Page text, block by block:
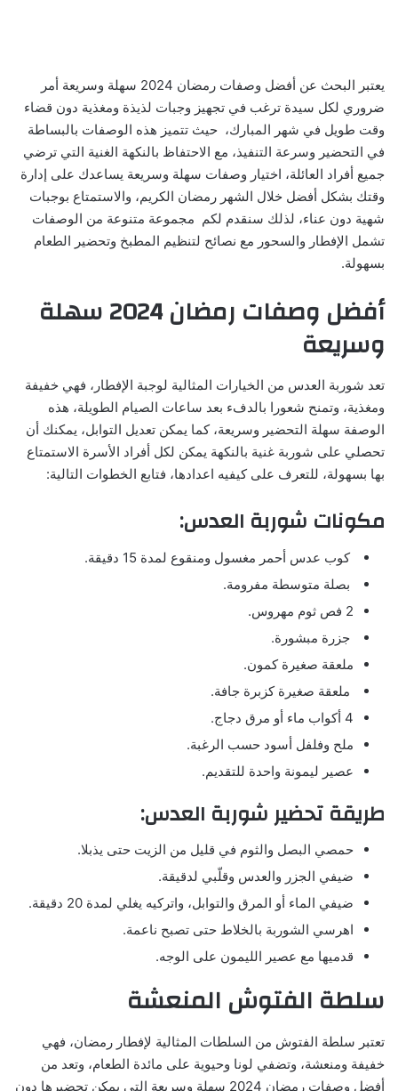
يعتبر البحث عن أفضل وصفات رمضان 2024 سهلة وسريعة أمر
ضروري لكل سيدة ترغب في تجهيز وجبات لذيذة ومغذية دون قضاء
وقت طويل في شهر المبارك، حيث تتميز هذه الوصفات بالبساطة
في التحضير وسرعة التنفيذ، مع الاحتفاظ بالنكهة الغنية التي ترضي
جميع أفراد العائلة، اختيار وصفات سهلة وسريعة يساعدك على إدارة
وقتك بشكل أفضل خلال الشهر رمضان الكريم، والاستمتاع بوجبات
شهية دون عناء، لذلك سنقدم لكم مجموعة متنوعة من الوصفات
تشمل الإفطار والسحور مع نصائح لتنظيم المطبخ وتحضير الطعام
بسهولة.
أفضل وصفات رمضان 2024 سهلة
وسريعة
تعد شوربة العدس من الخيارات المثالية لوجبة الإفطار، فهي خفيفة
ومغذية، وتمنح شعورا بالدفء بعد ساعات الصيام الطويلة، هذه
الوصفة سهلة التحضير وسريعة، كما يمكن تعديل التوابل، يمكنك أن
تحصلي على شوربة غنية بالنكهة يمكن لكل أفراد الأسرة الاستمتاع
بها بسهولة، للتعرف على كيفيه اعدادها، فتابع الخطوات التالية:
مكونات شوربة العدس:
كوب عدس أحمر مغسول ومنقوع لمدة 15 دقيقة.
بصلة متوسطة مفرومة.
2 فص ثوم مهروس.
جزرة مبشورة.
ملعقة صغيرة كمون.
ملعقة صغيرة كزبرة جافة.
4 أكواب ماء أو مرق دجاج.
ملح وفلفل أسود حسب الرغبة.
عصير ليمونة واحدة للتقديم.
طريقة تحضير شوربة العدس:
حمصي البصل والثوم في قليل من الزيت حتى يذبلا.
ضيفي الجزر والعدس وقلّبي لدقيقة.
ضيفي الماء أو المرق والتوابل، واتركيه يغلي لمدة 20 دقيقة.
اهرسي الشوربة بالخلاط حتى تصبح ناعمة.
قدميها مع عصير الليمون على الوجه.
سلطة الفتوش المنعشة
تعتبر سلطة الفتوش من السلطات المثالية لإفطار رمضان، فهي
خفيفة ومنعشة، وتضفي لونا وحيوية على مائدة الطعام، وتعد من
أفضل وصفات رمضان 2024 سهلة وسريعة التي يمكن تحضيرها دون